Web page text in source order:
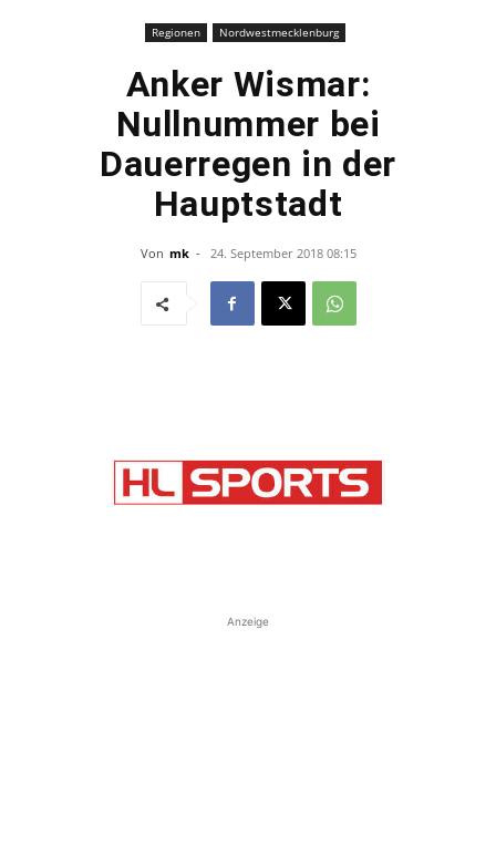
Regionen Nordwestmecklenburg
Anker Wismar:
Nullnummer bei
Dauerregen in der
Hauptstadt
Von mk - 24. September 2018 08:15
Anzeige